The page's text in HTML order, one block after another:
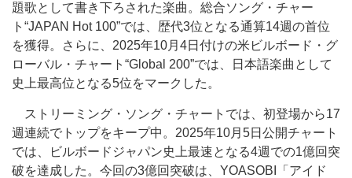
題歌として書き下ろされた楽曲。総合ソング・チャー
ト“JAPAN Hot 100”では、歴代3位となる通算14週の首位
を獲得。さらに、2025年10月4日付けの米ビルボード・グ
ローバル・チャート“Global 200”では、日本語楽曲として
史上最高位となる5位をマークした。
ストリーミング・ソング・チャートでは、初登場から17
週連続でトップをキープ中。2025年10月5日公開チャート
では、ビルボードジャパン史上最速となる4週での1億回突
破を達成した。今回の3億回突破は、YOASOBI「アイド